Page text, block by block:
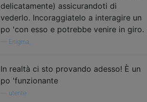
delicatamente) assicurandoti di
vederlo. Incoraggiatelo a interagire un
po 'con esso e potrebbe venire in giro.
Enigma,
In realtà ci sto provando adesso! È un
po 'funzionante
utente